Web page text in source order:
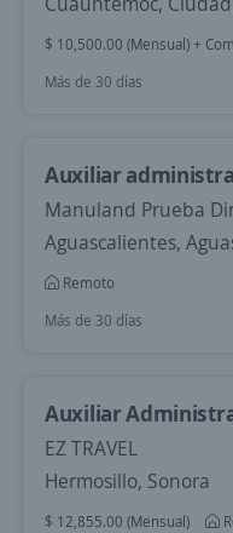
$ 10,500.00 (Mensual) +
Más de 30 días
Auxiliar
Manuland Prueba
Aguascalientes,
Remoto
Más de 30 días
Auxiliar
EZ TRAVEL
Hermosillo, Sonora
$ 12,855.00 (Mensual)